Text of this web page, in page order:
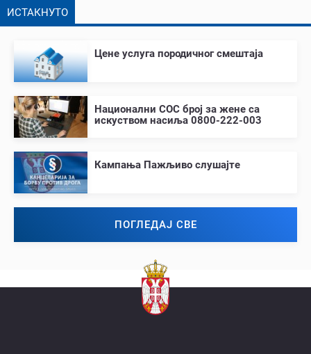
ИСТАКНУТО
Цене услуга породичног смештаја
Национални СОС број за жене са
искуством насиља 0800-222-003
Кампања Пажљиво слушајте
ПОГЛЕДАЈ СВЕ